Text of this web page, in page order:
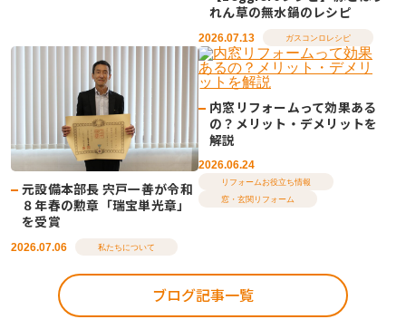
れん草の無水鍋のレシピ
2026.07.13 ガスコンロレシピ
元設備本部長 宍戸一善が令和
８年春の勲章「瑞宝単光章」
を受賞
2026.07.06 私たちについて
内窓リフォームって効果ある
の？メリット・デメリットを
解説
2026.06.24
リフォームお役立ち情報
窓・玄関リフォーム
ブログ記事一覧